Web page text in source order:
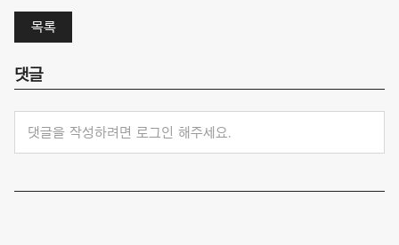
목록
댓글
댓글을 작성하려면 로그인 해주세요.